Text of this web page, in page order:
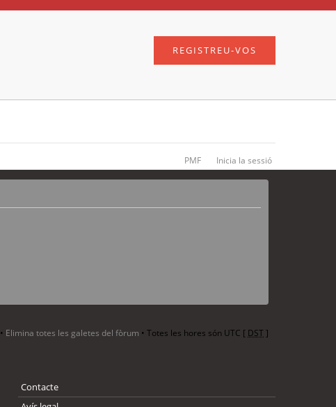
REGISTREU-VOS
PMF Inicia la sessió
• Elimina totes les galetes del fòrum • Totes les hores són UTC [ DST]
Contacte